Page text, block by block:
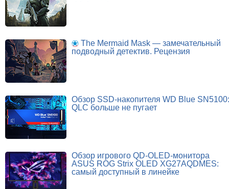
The Mermaid Mask — замечательный
подводный детектив. Рецензия
Обзор SSD-накопителя WD Blue SN5100:
QLC больше не пугает
Обзор игрового QD-OLED-монитора
ASUS ROG Strix OLED XG27AQDMES:
самый доступный в линейке